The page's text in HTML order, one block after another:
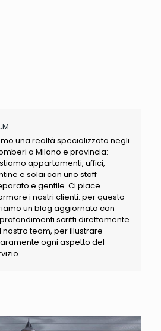
una realtà specializzata negli
a Milano e provincia:
appartamenti, uffici,
e solai con uno staff
e gentile. Ci piace
i nostri clienti: per questo
un blog aggiornato con
scritti direttamente
nostro team, per illustrare
ogni aspetto del